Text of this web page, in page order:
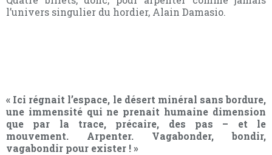
l’univers singulier du hordier, Alain Damasio.
« Ici régnait l’espace, le désert minéral sans bordure,
une immensité qui ne prenait humaine dimension
que par la trace, précaire, des pas – et le
mouvement. Arpenter. Vagabonder, bondir,
vagabondir pour exister ! »